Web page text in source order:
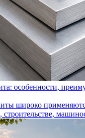
особенности,
широко